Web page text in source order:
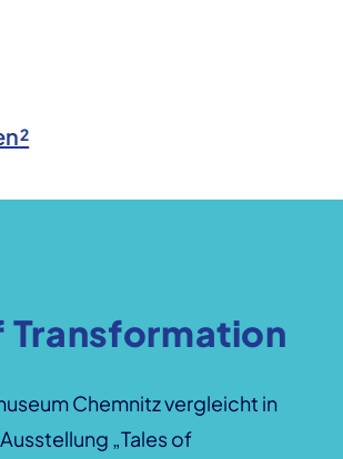
Transformation
Chemnitz vergleicht in
„Tales of